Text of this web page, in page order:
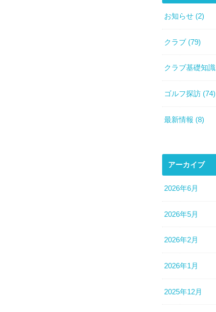
お知らせ (2)
クラブ (79)
クラブ基礎知識
ゴルフ探訪 (74)
最新情報 (8)
アーカイブ
2026年6月
2026年5月
2026年2月
2026年1月
2025年12月